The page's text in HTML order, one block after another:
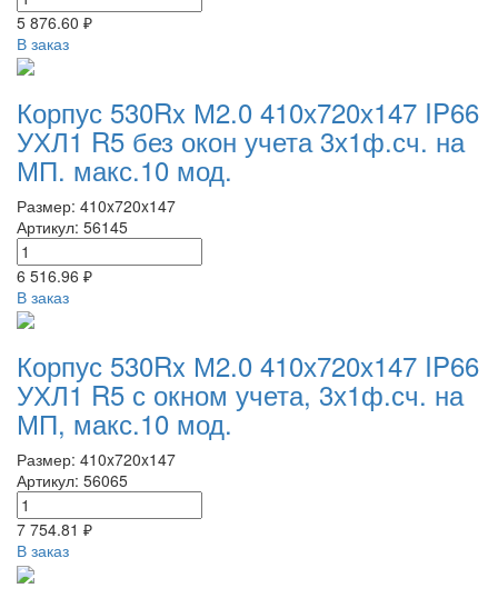
5 876.60 ₽
В заказ
Корпус 530Rx М2.0 410х720х147 IP66
УХЛ1 R5 без окон учета 3х1ф.сч. на
МП. макс.10 мод.
Размер: 410x720x147
Артикул: 56145
6 516.96 ₽
В заказ
Корпус 530Rx М2.0 410х720х147 IP66
УХЛ1 R5 с окном учета, 3х1ф.сч. на
МП, макс.10 мод.
Размер: 410x720x147
Артикул: 56065
7 754.81 ₽
В заказ